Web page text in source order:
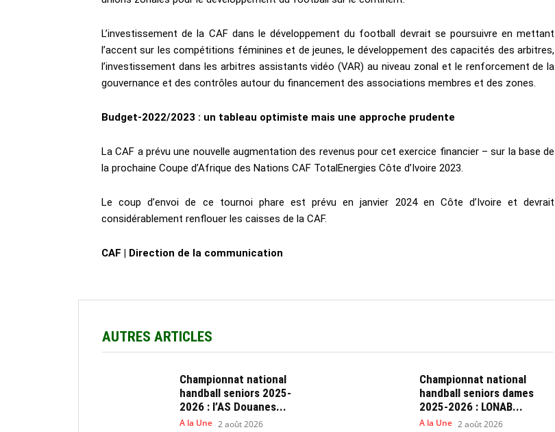
L’investissement de la CAF dans le développement du football devrait se poursuivre en mettant
l’accent sur les compétitions féminines et de jeunes, le développement des capacités des arbitres,
l’investissement dans les arbitres assistants vidéo (VAR) au niveau zonal et le renforcement de la
gouvernance et des contrôles autour du financement des associations membres et des zones.
Budget-2022/2023 : un tableau optimiste mais une approche prudente
La CAF a prévu une nouvelle augmentation des revenus pour cet exercice financier – sur la base de
la prochaine Coupe d’Afrique des Nations CAF TotalEnergies Côte d’Ivoire 2023.
Le coup d’envoi de ce tournoi phare est prévu en janvier 2024 en Côte d’Ivoire et devrait
considérablement renflouer les caisses de la CAF.
CAF | Direction de la communication
AUTRES ARTICLES
Championnat national
handball seniors 2025-
2026 : l’AS Douanes...
A la Une 2 août 2026
Championnat national
handball seniors dames
2025-2026 : LONAB...
A la Une 2 août 2026